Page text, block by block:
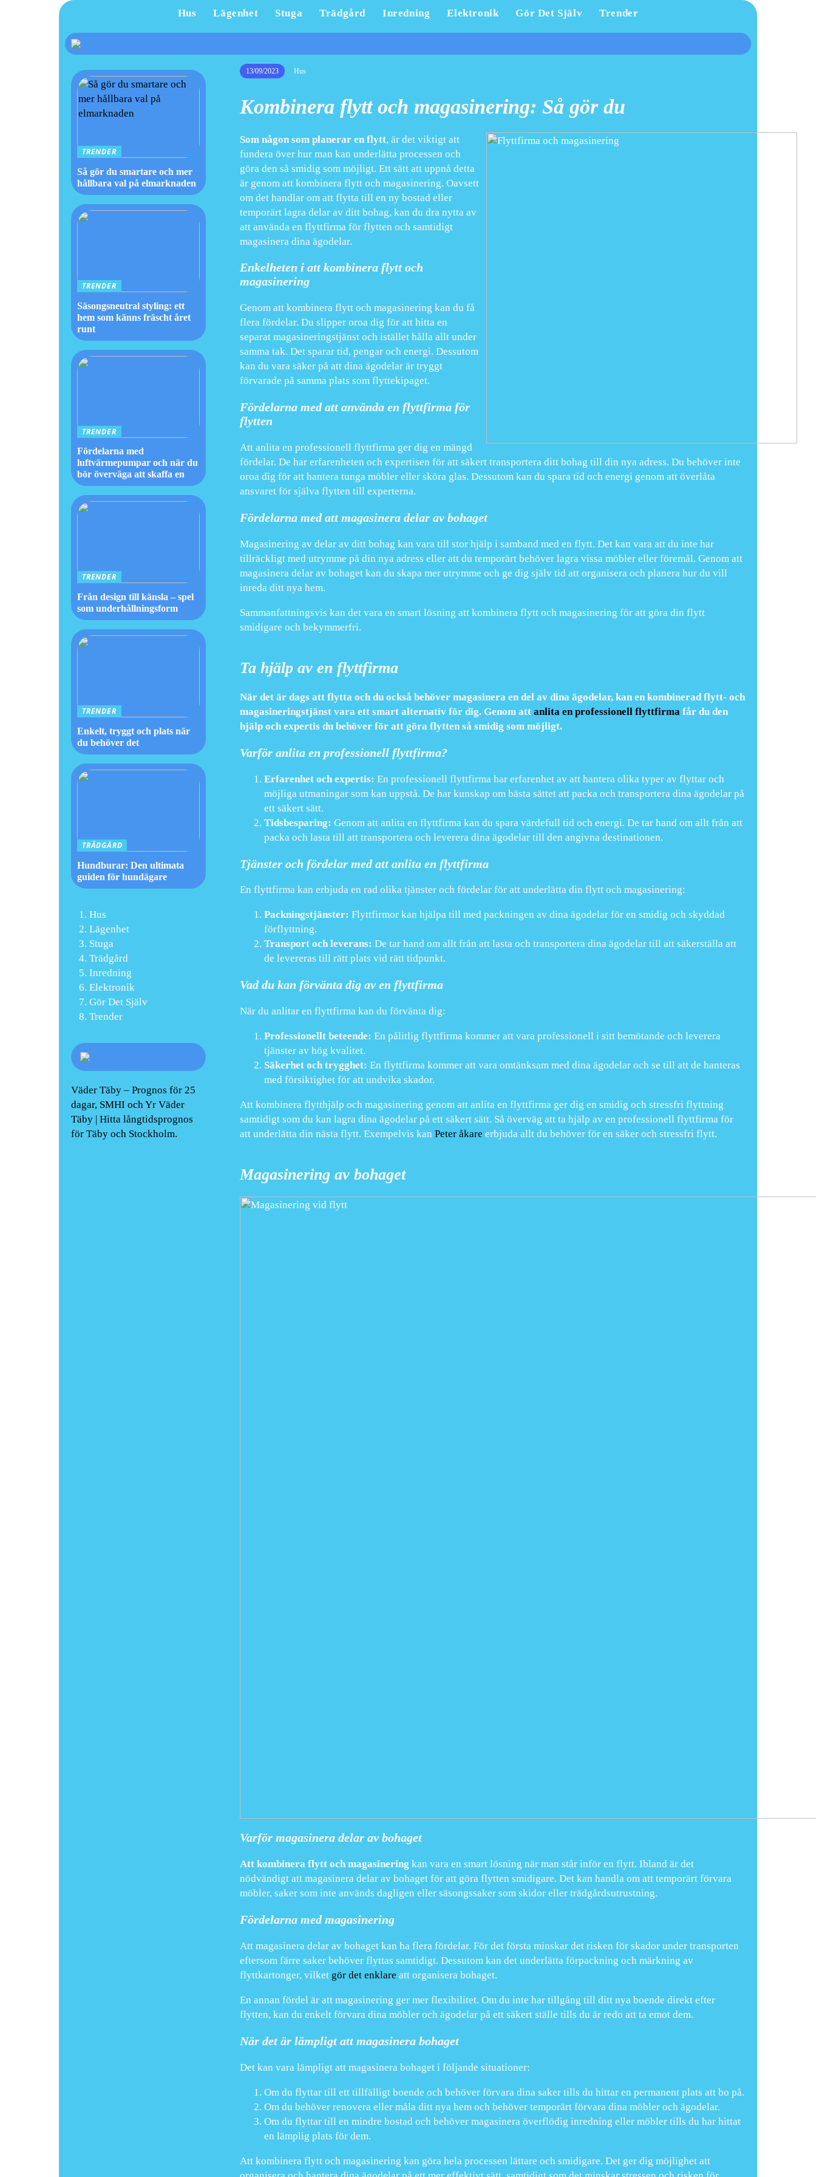
Hus Lägenhet Stuga Trädgård Inredning Elektronik Gör Det Själv Trender
13/09/2023 Hus
Kombinera flytt och magasinering: Så gör du
Som någon som planerar en flytt, är det viktigt att
fundera över hur man kan underlätta processen och
göra den så smidig som möjligt. Ett sätt att uppnå detta
är genom att kombinera flytt och magasinering. Oavsett
om det handlar om att flytta till en ny bostad eller
temporärt lagra delar av ditt bohag, kan du dra nytta av
att använda en flyttfirma för flytten och samtidigt
magasinera dina ägodelar.
Enkelheten i att kombinera flytt och
magasinering
Genom att kombinera flytt och magasinering kan du få
flera fördelar. Du slipper oroa dig för att hitta en
separat magasineringstjänst och istället hålla allt under
samma tak. Det sparar tid, pengar och energi. Dessutom
kan du vara säker på att dina ägodelar är tryggt
förvarade på samma plats som flyttekipaget.
Fördelarna med att använda en flyttfirma för
flytten
Att anlita en professionell flyttfirma ger dig en mängd
fördelar. De har erfarenheten och expertisen för att säkert transportera ditt bohag till din nya adress. Du behöver inte
oroa dig för att hantera tunga möbler eller sköra glas. Dessutom kan du spara tid och energi genom att överlåta
ansvaret för själva flytten till experterna.
Fördelarna med att magasinera delar av bohaget
Magasinering av delar av ditt bohag kan vara till stor hjälp i samband med en flytt. Det kan vara att du inte har
tillräckligt med utrymme på din nya adress eller att du temporärt behöver lagra vissa möbler eller föremål. Genom att
magasinera delar av bohaget kan du skapa mer utrymme och ge dig själv tid att organisera och planera hur du vill
inreda ditt nya hem.
Sammanfattningsvis kan det vara en smart lösning att kombinera flytt och magasinering för att göra din flytt
smidigare och bekymmerfri.
Ta hjälp av en flyttfirma
När det är dags att flytta och du också behöver magasinera en del av dina ägodelar, kan en kombinerad flytt- och
magasineringstjänst vara ett smart alternativ för dig. Genom att anlita en professionell flyttfirmafår du den
hjälp och expertis du behöver för att göra flytten så smidig som möjligt.
Varför anlita en professionell flyttfirma?
Erfarenhet och expertis: En professionell flyttfirma har erfarenhet av att hantera olika typer av flyttar och
möjliga utmaningar som kan uppstå. De har kunskap om bästa sättet att packa och transportera dina ägodelar på
ett säkert sätt.
Tidsbesparing: Genom att anlita en flyttfirma kan du spara värdefull tid och energi. De tar hand om allt från att
packa och lasta till att transportera och leverera dina ägodelar till den angivna destinationen.
Tjänster och fördelar med att anlita en flyttfirma
En flyttfirma kan erbjuda en rad olika tjänster och fördelar för att underlätta din flytt och magasinering:
Packningstjänster: Flyttfirmor kan hjälpa till med packningen av dina ägodelar för en smidig och skyddad
förflyttning.
Transport och leverans: De tar hand om allt från att lasta och transportera dina ägodelar till att säkerställa att
de levereras till rätt plats vid rätt tidpunkt.
Vad du kan förvänta dig av en flyttfirma
När du anlitar en flyttfirma kan du förvänta dig:
Professionellt beteende: En pålitlig flyttfirma kommer att vara professionell i sitt bemötande och leverera
tjänster av hög kvalitet.
Säkerhet och trygghet: En flyttfirma kommer att vara omtänksam med dina ägodelar och se till att de hanteras
med försiktighet för att undvika skador.
Att kombinera flytthjälp och magasinering genom att anlita en flyttfirma ger dig en smidig och stressfri flyttning
samtidigt som du kan lagra dina ägodelar på ett säkert sätt. Så överväg att ta hjälp av en professionell flyttfirma för
att underlätta din nästa flytt. Exempelvis kan Peter åkare erbjuda allt du behöver för en säker och stressfri flytt.
Magasinering av bohaget
Varför magasinera delar av bohaget
Att kombinera flytt och magasinering kan vara en smart lösning när man står inför en flytt. Ibland är det
nödvändigt att magasinera delar av bohaget för att göra flytten smidigare. Det kan handla om att temporärt förvara
möbler, saker som inte används dagligen eller säsongssaker som skidor eller trädgårdsutrustning.
Fördelarna med magasinering
Att magasinera delar av bohaget kan ha flera fördelar. För det första minskar det risken för skador under transporten
eftersom färre saker behöver flyttas samtidigt. Dessutom kan det underlätta förpackning och märkning av
flyttkartonger, vilket gör det enklare att organisera bohaget.
En annan fördel är att magasinering ger mer flexibilitet. Om du inte har tillgång till ditt nya boende direkt efter
flytten, kan du enkelt förvara dina möbler och ägodelar på ett säkert ställe tills du är redo att ta emot dem.
När det är lämpligt att magasinera bohaget
Det kan vara lämpligt att magasinera bohaget i följande situationer:
Om du flyttar till ett tillfälligt boende och behöver förvara dina saker tills du hittar en permanent plats att bo på.
Om du behöver renovera eller måla ditt nya hem och behöver temporärt förvara dina möbler och ägodelar.
Om du flyttar till en mindre bostad och behöver magasinera överflödig inredning eller möbler tills du har hittat
en lämplig plats för dem.
Att kombinera flytt och magasinering kan göra hela processen lättare och smidigare. Det ger dig möjlighet att
TRENDER
Så gör du smartare och mer
hållbara val på elmarknaden
TRENDER
Säsongsneutral styling: ett
hem som känns fräscht året
runt
TRENDER
Fördelarna med
luftvärmepumpar och när du
bör överväga att skaffa en
TRENDER
Från design till känsla – spel
som underhållningsform
TRENDER
Enkelt, tryggt och plats när
du behöver det
TRÄDGÅRD
Hundburar: Den ultimata
guiden för hundägare
Hus
Lägenhet
Stuga
Trädgård
Inredning
Elektronik
Gör Det Själv
Trender
Väder Täby – Prognos för 25
dagar, SMHI och Yr Väder
Täby | Hitta långtidsprognos
för Täby och Stockholm.